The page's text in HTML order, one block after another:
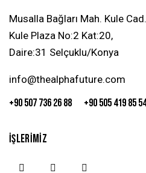
Musalla Bağları Mah. Kule Cad.
Kule Plaza No:2 Kat:20,
Daire:31 Selçuklu/Konya
info@thealphafuture.com
+90 507 736 26 88 +90 505 419 85 54
İŞLERIMIZ